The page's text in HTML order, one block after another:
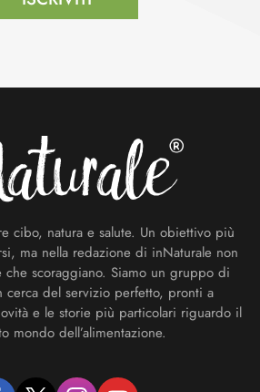
cibo, natura e salute. Un obiettivo più
ma nella redazione di inNaturale non
che scoraggiano. Siamo un gruppo di
cerca del servizio perfetto, pronti a
e le storie più particolari riguardo il
mondo dell’alimentazione.